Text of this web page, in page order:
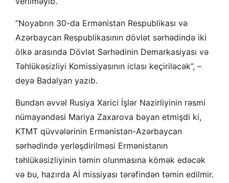
“Noyabrın 30-da Ermənistan Respublikası və
Azərbaycan Respublikasının dövlət sərhədində iki
ölkə arasında Dövlət Sərhədinin Demarkasiyası və
Təhlükəsizliyi Komissiyasının iclası keçiriləcək”, –
deyə Badalyan yazıb.
Bundan əvvəl Rusiya Xarici İşlər Nazirliyinin rəsmi
nümayəndəsi Mariya Zaxarova bəyan etmişdi ki,
KTMT qüvvələrinin Ermənistan-Azərbaycan
sərhədində yerləşdirilməsi Ermənistanın
təhlükəsizliyinin təmin olunmasına kömək edəcək
və bu, hazırda Aİ missiyası tərəfindən təmin edilmir.